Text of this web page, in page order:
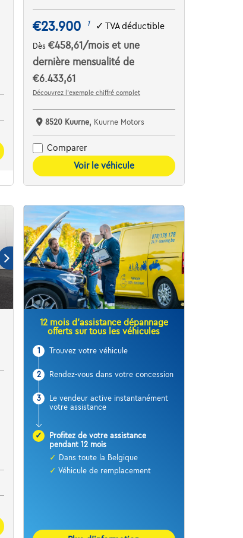
€23.900 1 ✓TVA déductible
Dès€458,61 /moiset une
dernière mensualité de
€6.433,61
Découvrez l’exemple chiffré complet
8520 Kuurne, Kuurne Motors
Comparer
Voir le véhicule
12 mois d’assistance dépannage
offerts sur tous les véhicules
1 Trouvez votre véhicule
2 Rendez-vous dans votre concession
3
Le vendeur active instantanément
votre assistance
✓
Profitez de votre assistance
pendant 12 mois
✓ Dans toute la Belgique
✓ Véhicule de remplacement